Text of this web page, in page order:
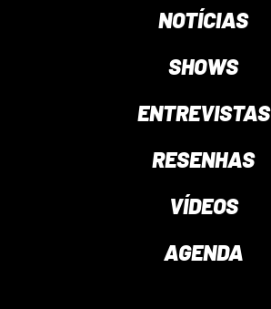
NOTÍCIAS
SHOWS
ENTREVISTAS
RESENHAS
VÍDEOS
AGENDA